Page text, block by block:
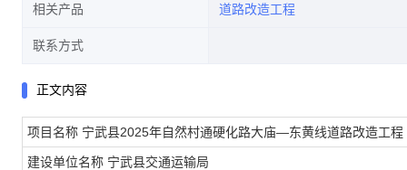
相关产品 道路改造工程
联系方式
正文内容
项目名称 宁武县2025年自然村通硬化路大庙—东黄线道路改造工程
建设单位名称 宁武县交通运输局